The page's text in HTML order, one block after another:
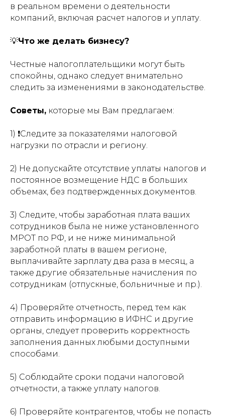
в реальном времени о деятельности
компаний, включая расчет налогов и уплату.
💡Что же делать бизнесу?
Честные налогоплательщики могут быть
спокойны, однако следует внимательно
следить за изменениями в законодательстве.
Советы, которые мы Вам предлагаем:
1) ❗Следите за показателями налоговой
нагрузки по отрасли и региону.
2) Не допускайте отсутствие уплаты налогов и
постоянное возмещение НДС в больших
объемах, без подтвержденных документов.
3) Следите, чтобы заработная плата ваших
сотрудников была не ниже установленного
МРОТ по РФ, и не ниже минимальной
заработной платы в вашем регионе,
выплачивайте зарплату два раза в месяц, а
также другие обязательные начисления по
сотрудникам (отпускные, больничные и пр.).
4) Проверяйте отчетность, перед тем как
отправить информацию в ИФНС и другие
органы, следует проверить корректность
заполнения данных любыми доступными
способами.
5) Соблюдайте сроки подачи налоговой
отчетности, а также уплату налогов.
6) Проверяйте контрагентов, чтобы не попасть